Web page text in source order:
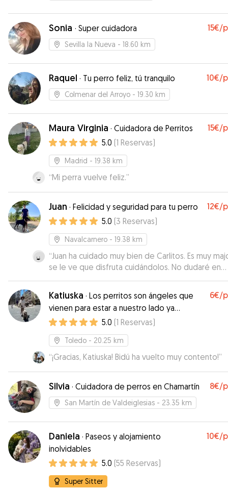
Sonia · Super cuidadora 15€/
Sevilla la Nueva - 18.60 km
Raquel · Tu perro feliz, tú tranquilo 10€/
Colmenar del Arroyo - 19.30 km
Maura Virginia · Cuidadora de Perritos 15€/
5.0 (1 Reservas)
Madrid - 19.38 km
“Mi perra vuelve feliz.”
Juan · Felicidad y seguridad para tu perro 12€/
5.0 (3 Reservas)
Navalcarnero - 19.38 km
“Juan ha cuidado muy bien de Carlitos. Es muy
se le ve que disfruta cuidándolos. No dudaré en
dejarle otra vez si lo necesito.”
Katiuska · Los perritos son ángeles que
vienen para estar a nuestro lado ya
hacernos más felices
6€/
5.0 (1 Reservas)
Toledo - 20.25 km
“¡Gracias, Katiuska! Bidú ha vuelto muy contento!”
Silvia · Cuidadora de perros en Chamartín 8€/
San Martín de Valdeiglesias - 23.35 km
Daniela · Paseos y alojamiento
inolvidables
10€/
5.0 (55 Reservas)
Super Sitter